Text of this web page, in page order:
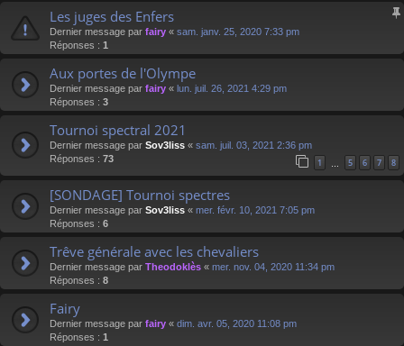
Les juges des Enfers
Dernier message par fairy « sam. janv. 25, 2020 7:33 pm
Réponses : 1
Aux portes de l'Olympe
Dernier message par fairy « lun. juil. 26, 2021 4:29 pm
Réponses : 3
Tournoi spectral 2021
Dernier message par Sov3liss « sam. juil. 03, 2021 2:36 pm
Réponses : 73 1 5 6 7 8
[SONDAGE] Tournoi spectres
Dernier message par Sov3liss « mer. févr. 10, 2021 7:05 pm
Réponses : 6
Trêve générale avec les chevaliers
Dernier message par Theodoklès « mer. nov. 04, 2020 11:34 pm
Réponses : 8
Fairy
Dernier message par fairy « dim. avr. 05, 2020 11:08 pm
Réponses : 1